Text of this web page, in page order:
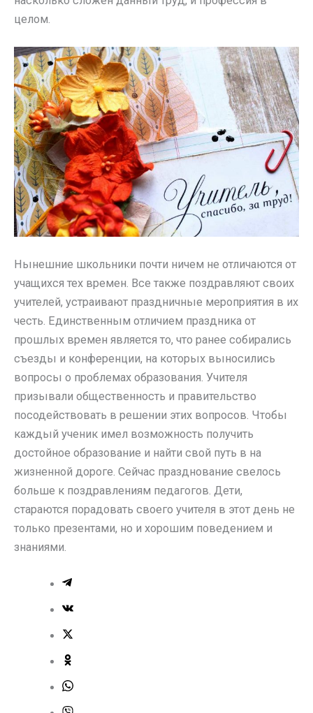
целом.
Нынешние школьники почти ничем не отличаются от
учащихся тех времен. Все также поздравляют своих
учителей, устраивают праздничные мероприятия в их
честь. Единственным отличием праздника от
прошлых времен является то, что ранее собирались
съезды и конференции, на которых выносились
вопросы о проблемах образования. Учителя
призывали общественность и правительство
посодействовать в решении этих вопросов. Чтобы
каждый ученик имел возможность получить
достойное образование и найти свой путь в на
жизненной дороге. Сейчас празднование свелось
больше к поздравлениям педагогов. Дети,
стараются порадовать своего учителя в этот день не
только презентами, но и хорошим поведением и
знаниями.